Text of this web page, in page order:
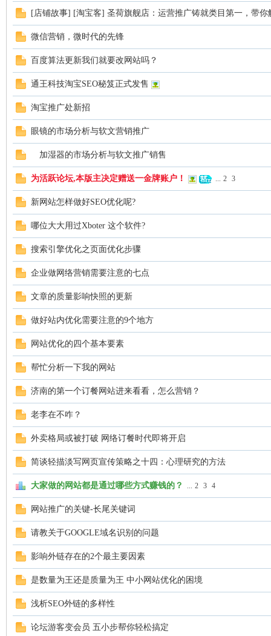
VI
[店铺故事] [淘宝客] 圣荷旗舰店：运营推广铸就类目第一，带你
微信营销，微时代的先锋
百度算法更新我们就要改网站吗？
通王科技淘宝SEO秘笈正式发售
淘宝推广处新招
眼镜的市场分析与软文营销推广
加湿器的市场分析与软文推广销售
为活跃论坛,本版主决定赠送一金牌账户！ ... 2 3
新网站怎样做好SEO优化呢?
哪位大大用过Xboter 这个软件?
搜索引擎优化之页面优化步骤
企业做网络营销需要注意的七点
文章的质量影响快照的更新
做好站内优化需要注意的9个地方
网站优化的四个基本要素
帮忙分析一下我的网站
济南的第一个订餐网站进来看看，怎么营销？
老李在不咋？
外卖格局或被打破 网络订餐时代即将开启
简谈轻描淡写网页宣传策略之十四：心理研究的方法
大家做的网站都是通过哪些方式赚钱的？ ... 2 3 4
网站推广的关键-长尾关键词
请教关于GOOGLE域名识别的问题
影响外链存在的2个最主要因素
是数量为王还是质量为王 中小网站优化的困境
浅析SEO外链的多样性
论坛游客变会员 五小步帮你轻松搞定